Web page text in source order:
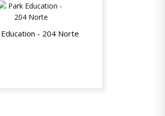
Education - 204 Norte